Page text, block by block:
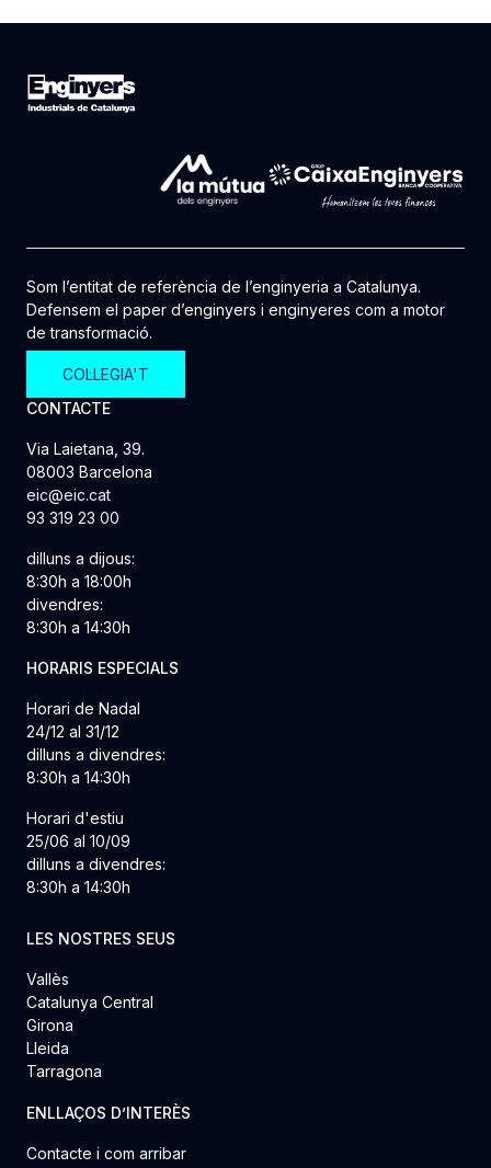
Som l’entitat de referència de l’enginyeria a Catalunya.
Defensem el paper d’enginyers i enginyeres com a motor
de transformació.
COL·LEGIA'T
CONTACTE
Via Laietana, 39.
08003 Barcelona
eic@eic.cat
93 319 23 00
dilluns a dijous:
8:30h a 18:00h
divendres:
8:30h a 14:30h
HORARIS ESPECIALS
Horari de Nadal
24/12 al 31/12
dilluns a divendres:
8:30h a 14:30h
Horari d'estiu
25/06 al 10/09
dilluns a divendres:
8:30h a 14:30h
LES NOSTRES SEUS
Vallès
Catalunya Central
Girona
Lleida
Tarragona
ENLLAÇOS D’INTERÈS
Contacte i com arribar